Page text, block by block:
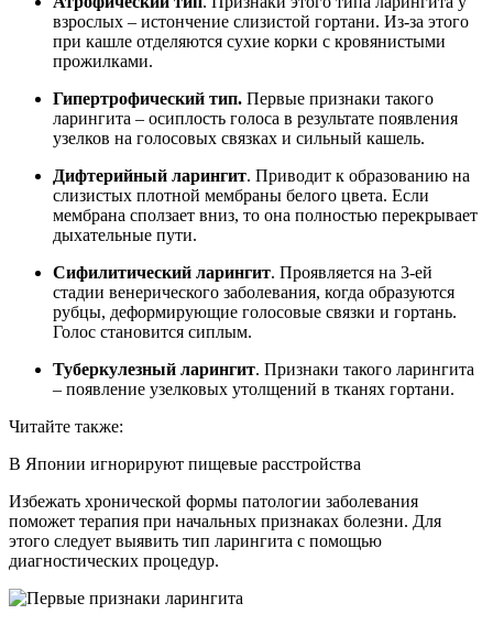
взрослых – истончение слизистой гортани. Из-за этого
при кашле отделяются сухие корки с кровянистыми
прожилками.
Гипертрофический тип. Первые признаки такого
ларингита – осиплость голоса в результате появления
узелков на голосовых связках и сильный кашель.
Дифтерийный ларингит. Приводит к образованию на
слизистых плотной мембраны белого цвета. Если
мембрана сползает вниз, то она полностью перекрывает
дыхательные пути.
Сифилитический ларингит. Проявляется на 3-ей
стадии венерического заболевания, когда образуются
рубцы, деформирующие голосовые связки и гортань.
Голос становится сиплым.
Туберкулезный ларингит. Признаки такого ларингита
– появление узелковых утолщений в тканях гортани.
Читайте также:
В Японии игнорируют пищевые расстройства
Избежать хронической формы патологии заболевания
поможет терапия при начальных признаках болезни. Для
этого следует выявить тип ларингита с помощью
диагностических процедур.